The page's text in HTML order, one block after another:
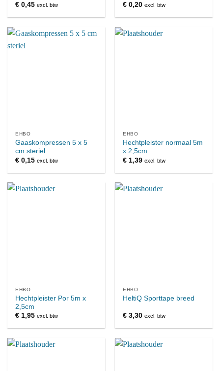
€ 0,45 excl. btw
€ 0,20 excl. btw
EHBO
Gaaskompressen 5 x 5
cm steriel
€ 0,15 excl. btw
EHBO
Hechtpleister normaal 5m
x 2,5cm
€ 1,39 excl. btw
EHBO
Hechtpleister Por 5m x
2,5cm
€ 1,95 excl. btw
EHBO
HeltiQ Sporttape breed
€ 3,30 excl. btw